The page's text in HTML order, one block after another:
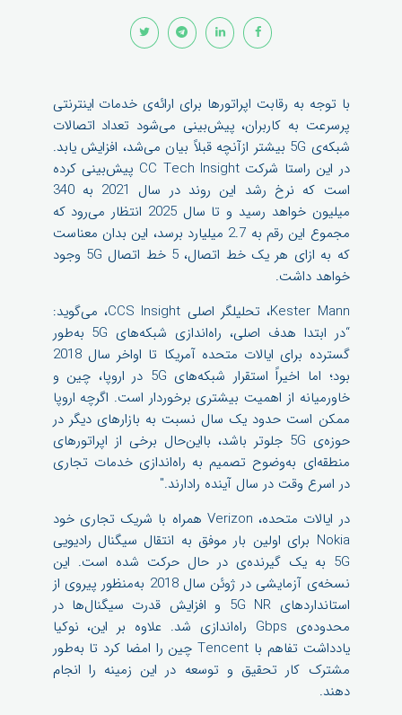
با توجه به رقابت اپراتورها برای ارائه‌ی خدمات اینترنتی
پرسرعت به کاربران، پیش‌بینی می‌شود تعداد اتصالات
شبکه‌ی 5G بیشتر ازآنچه قبلاً بیان می‌شد، افزایش یابد.
در این راستا شرکت CC Tech Insight پیش‌بینی کرده
است که نرخ رشد این روند در سال 2021 به 340
میلیون خواهد رسید و تا سال 2025 انتظار می‌رود که
مجموع این رقم به 2.7 میلیارد برسد، این بدان معناست
که به ازای هر یک خط اتصال، 5 خط اتصال 5G وجود
خواهد داشت.
Kester Mann، تحلیلگر اصلی CCS Insight، می‌گوید:
“در ابتدا هدف اصلی، راه‌اندازی شبکه‌های 5G به‌طور
گسترده برای ایالات ‌متحده آمریکا تا اواخر سال 2018
بود؛ اما اخیراً استقرار شبکه‌های 5G در اروپا، چین و
خاورمیانه از اهمیت بیشتری برخوردار است. اگرچه اروپا
ممکن است حدود یک سال نسبت به بازارهای دیگر در
حوزه‌ی 5G جلوتر باشد، بااین‌حال برخی از اپراتورهای
منطقه‌ای به‌وضوح تصمیم به راه‌اندازی خدمات تجاری
در اسرع وقت در سال آینده رادارند."
در ایالات‌ متحده، Verizon همراه با شریک تجاری خود
Nokia برای اولین بار موفق به انتقال سیگنال رادیویی
5G به یک گیرنده‌ی در حال حرکت شده است. این
نسخه‌ی آزمایشی در ژوئن سال 2018 به‌منظور پیروی از
استانداردهای 5G NR و افزایش قدرت سیگنال‌ها در
محدوده‌ی Gbps راه‌اندازی شد. علاوه بر این، نوکیا
یادداشت تفاهم با Tencent چین را امضا کرد تا به‌طور
مشترک کار تحقیق و توسعه در این زمینه را انجام
دهند.